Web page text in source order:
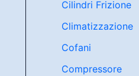
Cilindri Frizione
Climatizzazione
Cofani
Compressore